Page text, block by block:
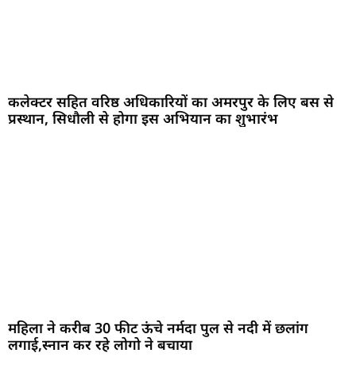
कलेक्टर सहित वरिष्ठ अधिकारियों का अमरपुर के लिए बस से
प्रस्थान, सिधौली से होगा इस अभियान का शुभारंभ
महिला ने करीब 30 फीट ऊंचे नर्मदा पुल से नदी में छलांग
लगाई,स्नान कर रहे लोगो ने बचाया